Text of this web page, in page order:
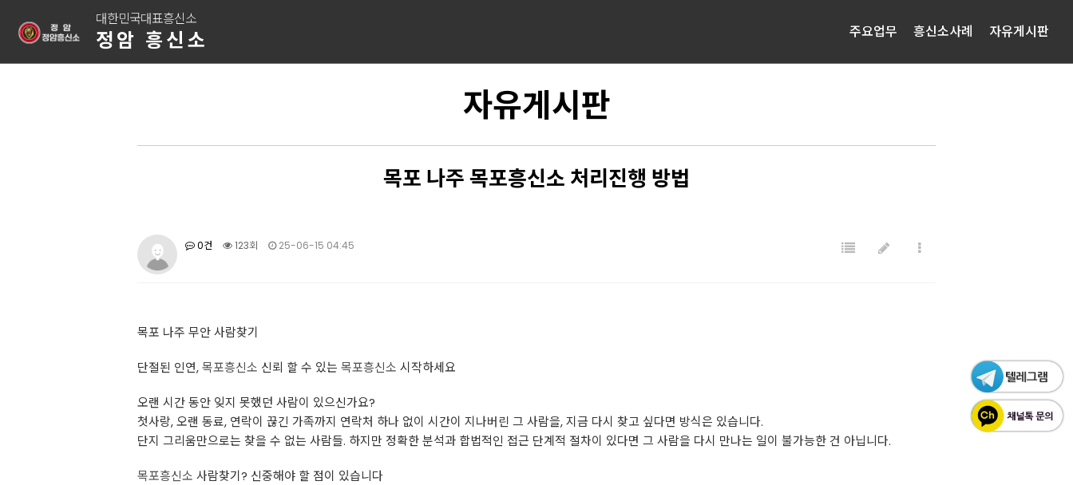
대한민국대표흥신소
정암 흥신소 주요업무 흥신소사례 자유게시판
자유게시판
목포 나주 목포흥신소 처리진행 방법
0건 123회 25-06-15 04:45
목포 나주 무안 사람찾기
단절된 인연,목포흥신소 신뢰 할 수 있는 목포흥신소 시작하세요
오랜 시간 동안 잊지 못했던 사람이 있으신가요?
첫사랑, 오랜 동료, 연락이 끊긴 가족까지 연락처 하나 없이 시간이 지나버린 그 사람을, 지금 다시 찾고 싶다면 방식은 있습니다.
단지 그리움만으로는 찾을 수 없는 사람들. 하지만 정확한 분석과 합법적인 접근 단계적 절차이 있다면 그 사람을 다시 만나는 일이 불가능한 건 아닙니다.
목포흥신소 사람찾기? 신중해야 할 점이 있습니다